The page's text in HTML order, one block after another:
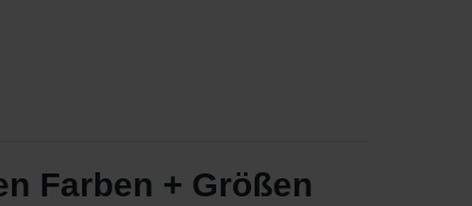
Farben + Größen